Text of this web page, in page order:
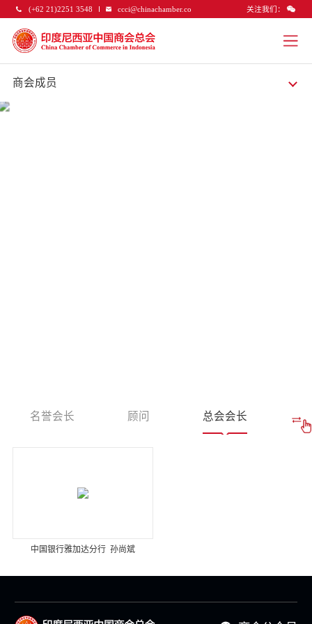
(+62 21)2251 3548 ccci@chinachamber.co 关注我们：
商会成员
名誉会长 顾问 总会会长
中国银行雅加达分行 孙尚斌